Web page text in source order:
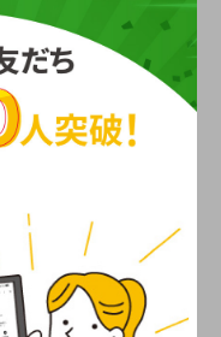
130時間の科
目免除
355時間の科
400時間の
科目免除